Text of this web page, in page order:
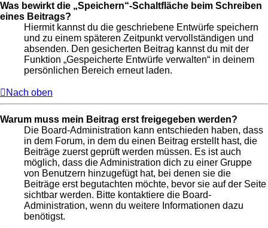
Was bewirkt die „Speichern“-Schaltfläche beim Schreiben
eines Beitrags?
Hiermit kannst du die geschriebene Entwürfe speichern
und zu einem späteren Zeitpunkt vervollständigen und
absenden. Den gesicherten Beitrag kannst du mit der
Funktion „Gespeicherte Entwürfe verwalten“ in deinem
persönlichen Bereich erneut laden.
Nach oben
Warum muss mein Beitrag erst freigegeben werden?
Die Board-Administration kann entschieden haben, dass
in dem Forum, in dem du einen Beitrag erstellt hast, die
Beiträge zuerst geprüft werden müssen. Es ist auch
möglich, dass die Administration dich zu einer Gruppe
von Benutzern hinzugefügt hat, bei denen sie die
Beiträge erst begutachten möchte, bevor sie auf der Seite
sichtbar werden. Bitte kontaktiere die Board-
Administration, wenn du weitere Informationen dazu
benötigst.